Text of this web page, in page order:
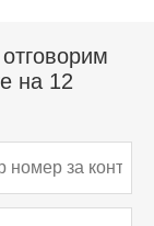
на 12